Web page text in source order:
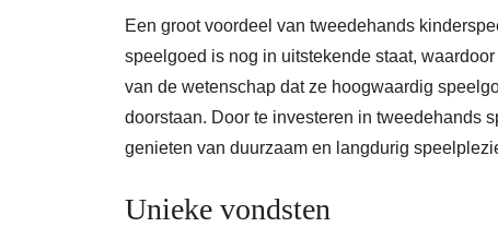
Een groot voordeel van tweedehands
speelgoed is nog in uitstekende staat,
van de wetenschap dat ze hoogwaardig
doorstaan. Door te investeren in tweedehands
genieten van duurzaam en langdurig
Unieke vondsten